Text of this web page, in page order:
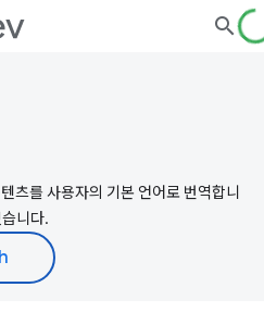
츠를 사용자의 기본 언어로 번역합니
니다.